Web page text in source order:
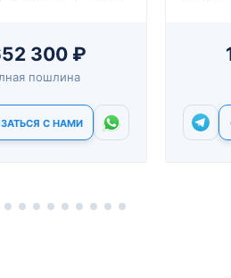
300 ₽
пошлина
С НАМИ